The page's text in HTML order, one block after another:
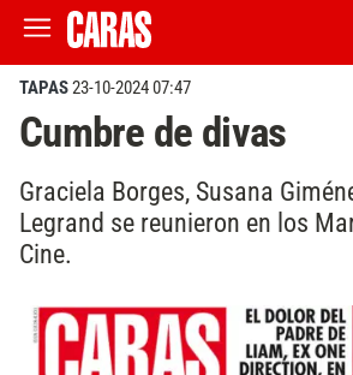
TAPAS23-10-2024 07:47
Cumbre de divas
Graciela Borges, Susana
Legrand se reunieron en los
Cine.